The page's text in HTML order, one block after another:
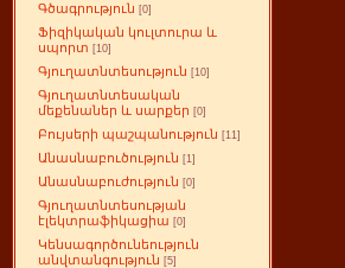
Գծագրություն [0]
Ֆիզիկական կուլտուրա և
սպորտ [10]
Գյուղատնտեսություն [10]
Գյուղատնտեսական
մեքենաներ և սարքեր [0]
Բույսերի պաշպանություն [11]
Անասնաբուծություն [1]
Անասնաբուժություն [0]
Գյուղատնտեսության
էլեկտրաֆիկացիա [0]
Կենսագործունեություն
անվտանգություն [5]